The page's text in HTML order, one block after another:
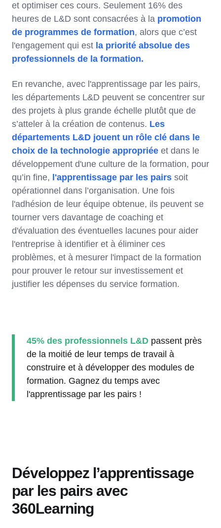
et optimiser ces cours. Seulement 16% des
heures de L&D sont consacrées à la promotion
de programmes de formation, alors que c’est
l'engagement qui est la priorité absolue des
professionnels de la formation.
En revanche, avec l'apprentissage par les pairs,
les départements L&D peuvent se concentrer sur
des projets à plus grande échelle plutôt que de
s’atteler à la création de contenus. Les
départements L&D jouent un rôle clé dans le
choix de la technologie appropriée et dans le
développement d'une culture de la formation, pour
qu’in fine, l'apprentissage par les pairs soit
opérationnel dans l’organisation. Une fois
l'adhésion de leur équipe obtenue, ils peuvent se
tourner vers davantage de coaching et
d'évaluation des éventuelles lacunes pour aider
l'entreprise à identifier et à éliminer ces
problèmes, et à mesurer l'impact de la formation
pour prouver le retour sur investissement et
justifier les dépenses du service formation.
45% des professionnels L&D passent près
de la moitié de leur temps de travail à
construire et à développer des modules de
formation. Gagnez du temps avec
l'apprentissage par les pairs !
Développez l’apprentissage
par les pairs avec
360Learning